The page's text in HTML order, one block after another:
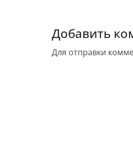
Добавить
Для отправки